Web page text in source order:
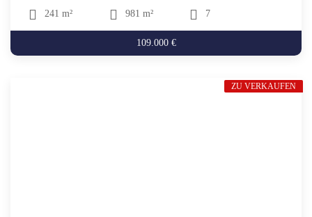
241 m² 981 m² 7
109.000 €
ZU VERKAUFEN